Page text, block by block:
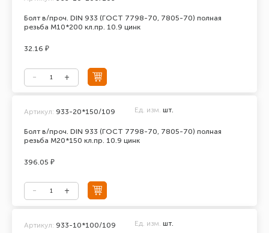
Болт в/проч. DIN 933 (ГОСТ 7798-70, 7805-70) полная
резьба М10*200 кл.пр. 10.9 цинк
32.16 ₽
Болт в/проч. DIN 933 (ГОСТ 7798-70, 7805-70) полная
резьба М20*150 кл.пр. 10.9 цинк
Артикул: 933-20*150/109 Ед. изм. шт.
396.05 ₽
Артикул: 933-10*100/109 Ед. изм. шт.